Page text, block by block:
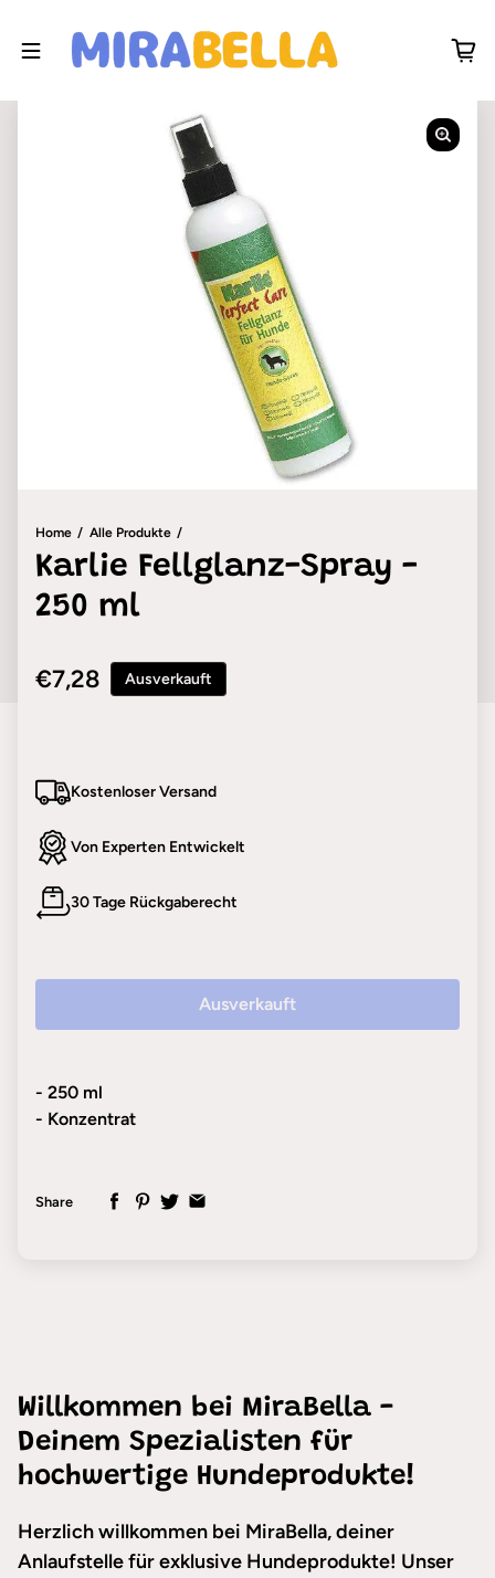
Home Alle Produkte
Karlie Fellglanz-Spray -
250 ml
Regulärer Preis
€7,28 Ausverkauft
Kostenloser Versand
Von Experten Entwickelt
30 Tage Rückgaberecht
Ausverkauft
- 250 ml
- Konzentrat
Share
Willkommen bei MiraBella -
Deinem Spezialisten für
hochwertige Hundeprodukte!
Herzlich willkommen bei MiraBella, deiner
Anlaufstelle für exklusive Hundeprodukte! Unser